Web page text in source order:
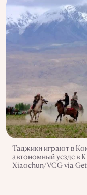
Таджики играют в
автономный уезде в
Xiaochun/VCG via